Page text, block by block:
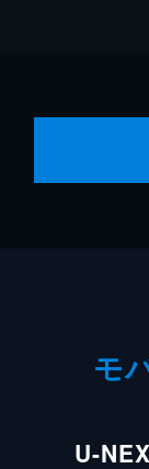
モ
U-